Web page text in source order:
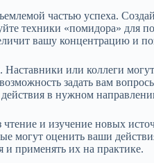
частью успеха.
техники «помидора» для
вашу концентрацию и
Наставники или коллеги
задать вам
в нужном
чтение и изучение новых
могут оценить ваши
и применять их на практике.